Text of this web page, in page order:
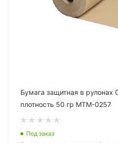
Бумага защитная в
плотность 50 гр МТМ-0257
Под заказ